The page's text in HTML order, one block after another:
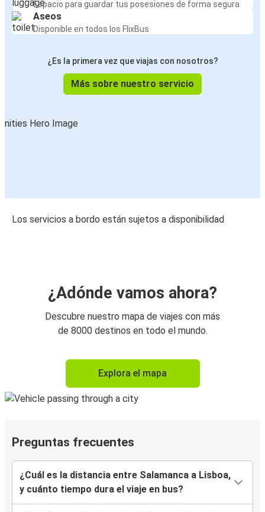
Espacio para guardar tus posesiones de forma segura
Aseos
Disponible en todos los FlixBus
¿Es la primera vez que viajas con nosotros?
Más sobre nuestro servicio
Los servicios a bordo están sujetos a disponibilidad
¿Adónde vamos ahora?
Descubre nuestro mapa de viajes con más
de 8000 destinos en todo el mundo.
Explora el mapa
Preguntas frecuentes
¿Cuál es la distancia entre Salamanca a Lisboa,
y cuánto tiempo dura el viaje en bus?